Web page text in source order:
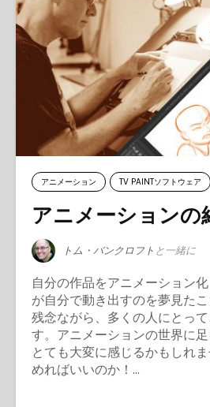
アニメーション TV PAINTソフトウェア
アニメーションの
トム・バンクロフト と一緒に
自分の作品をアニメーション
が自分で動き出すのを夢見た
残念ながら、多くの人にとっ
す。アニメーションの世界に足
とても大変に感じるかもしれ
めればいいのか！...